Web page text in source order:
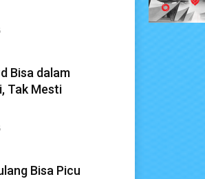
Bisa dalam
Tak Mesti
Bisa Picu